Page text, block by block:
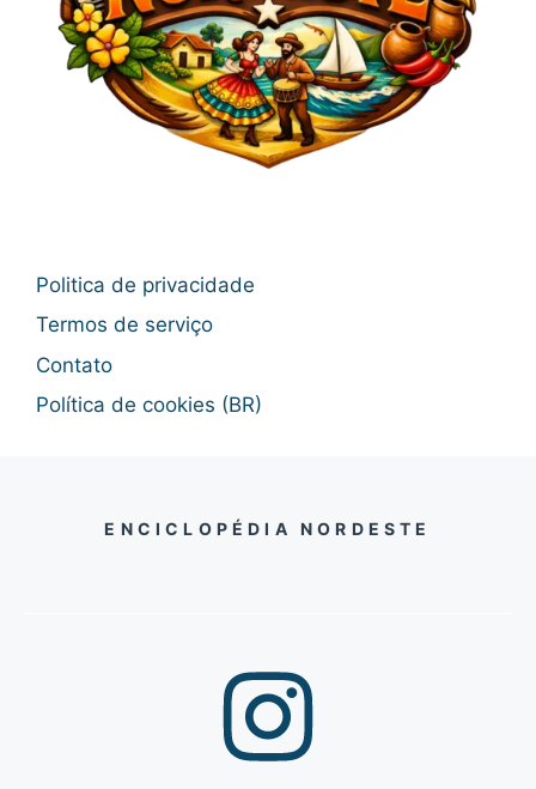
Politica de privacidade
Termos de serviço
Contato
Política de cookies (BR)
ENCICLOPÉDIA NORDESTE